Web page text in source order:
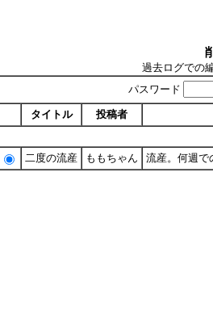
過去ログでの
パスワード
タイトル 投稿者
二度の流産 ももちゃん 流産。何週で